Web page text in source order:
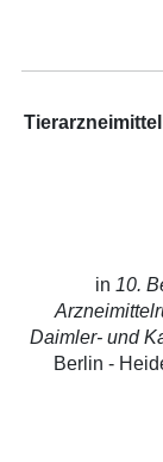
in 10.
Daimler- und
Berlin -